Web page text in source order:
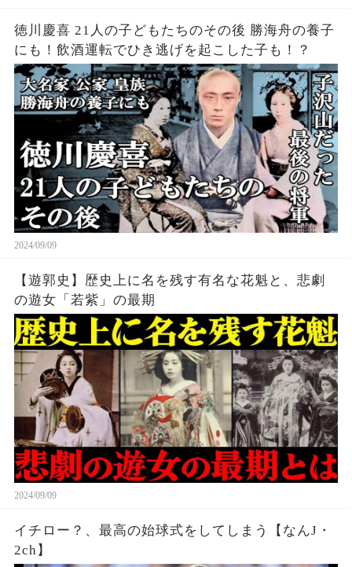
徳川慶喜 21人の子どもたちのその後 勝海舟の養子
にも！飲酒運転でひき逃げを起こした子も！？
2024/09/09
【遊郭史】歴史上に名を残す有名な花魁と、悲劇
の遊女「若紫」の最期
2024/09/09
イチロー？、最高の始球式をしてしまう【なんJ・
2ch】